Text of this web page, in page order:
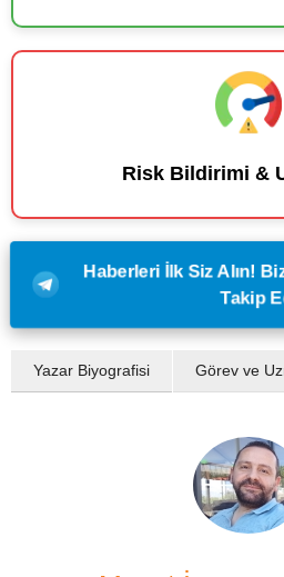
Risk Bildirimi &
Haberleri İlk Siz Alın!
Takip
Yazar Biyografisi Görev ve